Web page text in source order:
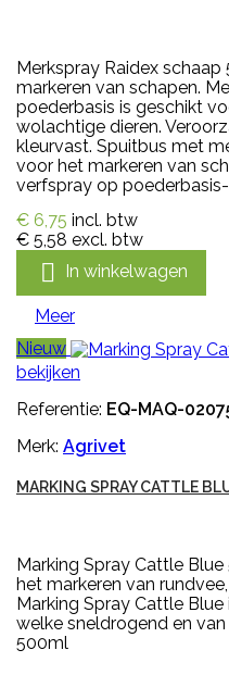
Merkspray Raidex
markeren van schapen.
poederbasis is geschikt
wolachtige dieren.
kleurvast. Spuitbus met
voor het markeren van
verfspray op
€ 6,75 incl. btw
€ 5,58 excl. btw
 In winkelwagen
Meer
Nieuw
bekijken
Referentie: EQ-MAQ-
Merk: Agrivet
MARKING SPRAY CATTLE
Marking Spray Cattle
het markeren van
Marking Spray Cattle
welke sneldrogend en
500ml